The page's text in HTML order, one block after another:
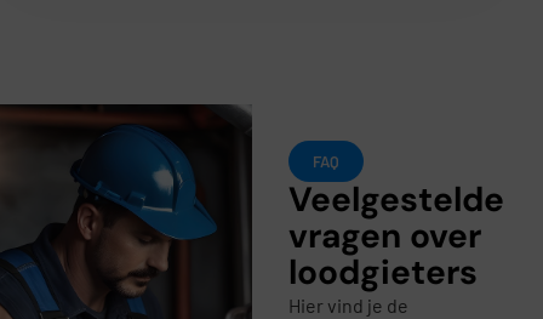
FAQ
Veelgestelde
vragen over
loodgieters
Hier vind je de